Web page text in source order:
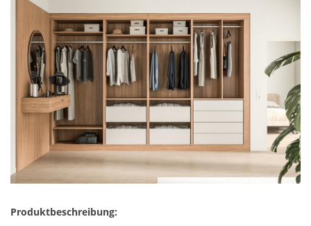
Produktbeschreibung: